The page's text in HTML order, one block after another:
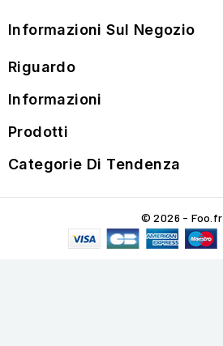
Informazioni Sul Negozio
Riguardo
Informazioni
Prodotti
Categorie Di Tendenza
© 2026 - Foo.fr